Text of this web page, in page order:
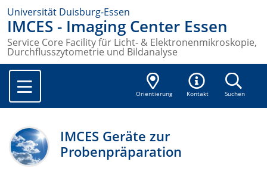
Universität Duisburg-Essen
IMCES - Imaging Center Essen
Service Core Facility für Licht- & Elektronenmikroskopie,
Durchflusszytometrie und Bildanalyse
Orientierung Kontakt Suchen
IMCES Geräte zur
Probenpräparation